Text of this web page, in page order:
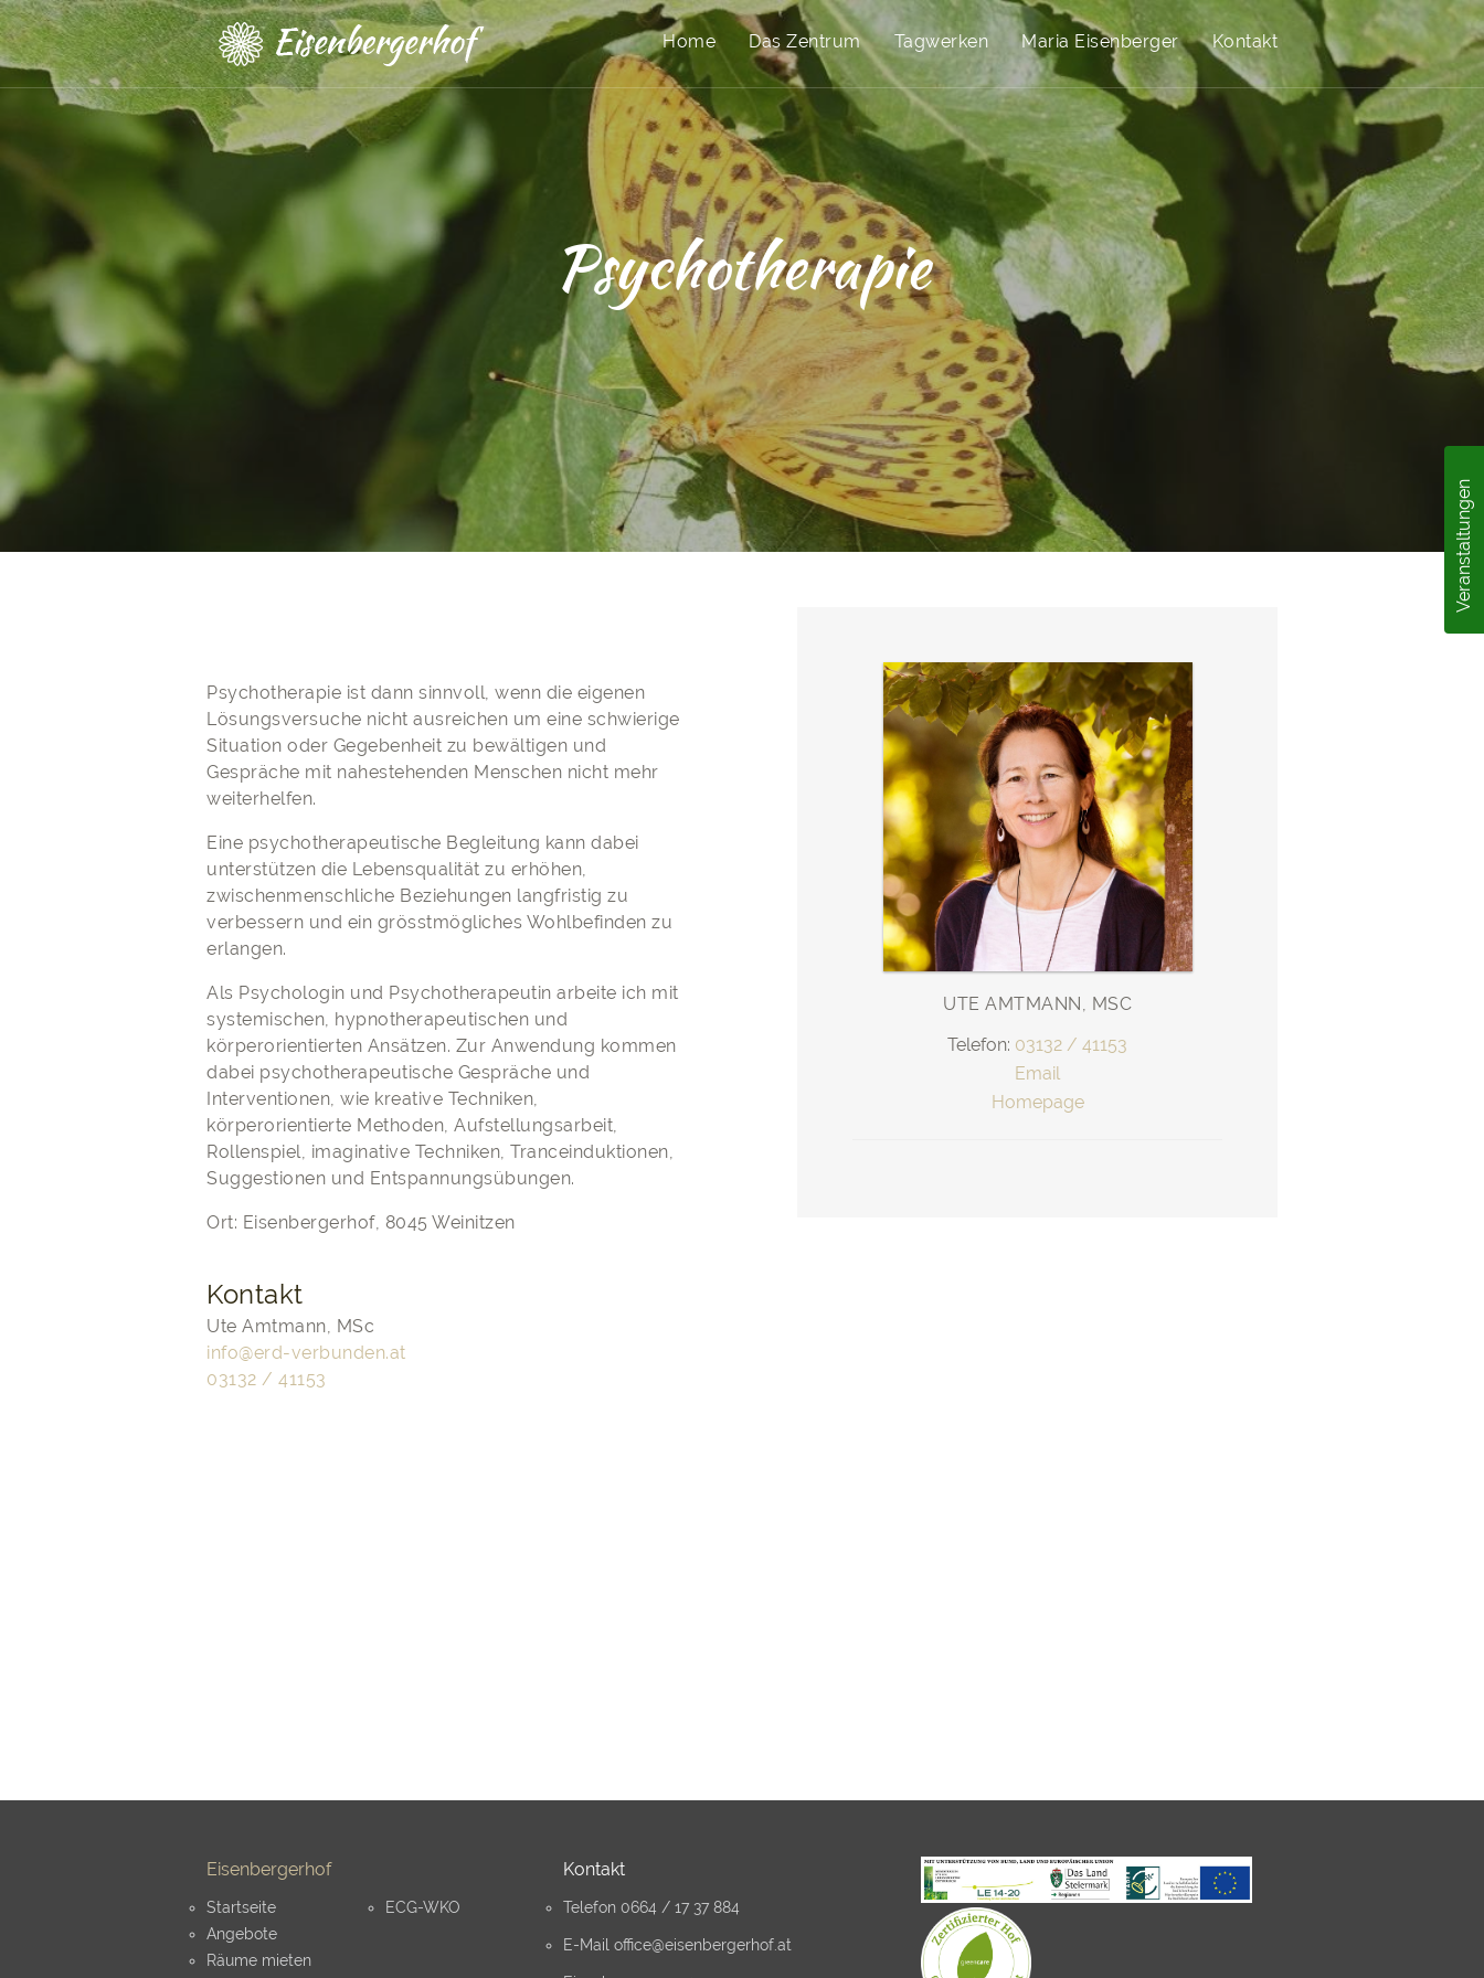
Veranstaltungen
Home Das Zentrum Tagwerken Maria Eisenberger Kontakt
Psychotherapie
Psychotherapie ist dann sinnvoll, wenn die eigenen
Lösungsversuche nicht ausreichen um eine schwierige
Situation oder Gegebenheit zu bewältigen und
Gespräche mit nahestehenden Menschen nicht mehr
weiterhelfen.
Eine psychotherapeutische Begleitung kann dabei
unterstützen die Lebensqualität zu erhöhen,
zwischenmenschliche Beziehungen langfristig zu
verbessern und ein grösstmögliches Wohlbefinden zu
erlangen.
Als Psychologin und Psychotherapeutin arbeite ich mit
systemischen, hypnotherapeutischen und
körperorientierten Ansätzen. Zur Anwendung kommen
dabei psychotherapeutische Gespräche und
Interventionen, wie kreative Techniken,
körperorientierte Methoden, Aufstellungsarbeit,
Rollenspiel, imaginative Techniken, Tranceinduktionen,
Suggestionen und Entspannungsübungen.
Ort: Eisenbergerhof, 8045 Weinitzen
Kontakt
Ute Amtmann, MSc
info@erd-verbunden.at
03132 / 41153
UTE AMTMANN, MSC
Telefon: 03132 / 41153
Email
Homepage
Eisenbergerhof
Startseite
Angebote
Räume mieten
ECG-WKO
Kontakt
Telefon0664 / 17 37 884
E-Mailoffice@eisenbergerhof.at